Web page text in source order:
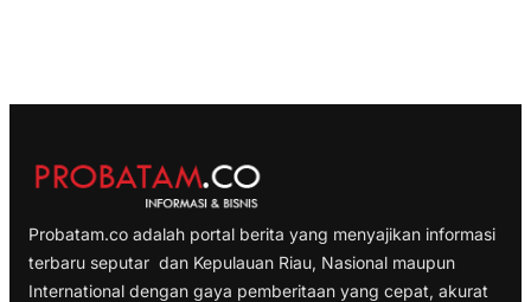
Probatam.co adalah portal berita yang menyajikan informasi
terbaru seputar dan Kepulauan Riau, Nasional maupun
International dengan gaya pemberitaan yang cepat, akurat